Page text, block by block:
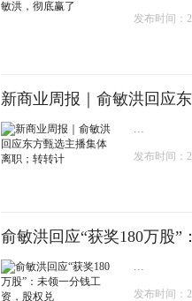
发布时间：
新商业周报｜俞敏洪回应
...
发布时间：
俞敏洪回应“获奖180万股
...
发布时间：